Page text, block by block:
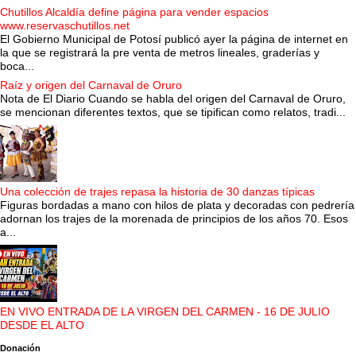
Chutillos Alcaldía define página para vender espacios
www.reservaschutillos.net
El Gobierno Municipal de Potosí publicó ayer la página de internet en
la que se registrará la pre venta de metros lineales, graderías y
boca...
Raíz y origen del Carnaval de Oruro
Nota de El Diario Cuando se habla del origen del Carnaval de Oruro,
se mencionan diferentes textos, que se tipifican como relatos, tradi...
Una colección de trajes repasa la historia de 30 danzas típicas
Figuras bordadas a mano con hilos de plata y decoradas con pedrería
adornan los trajes de la morenada de principios de los años 70. Esos
a...
EN VIVO ENTRADA DE LA VIRGEN DEL CARMEN - 16 DE JULIO
DESDE EL ALTO
Donación